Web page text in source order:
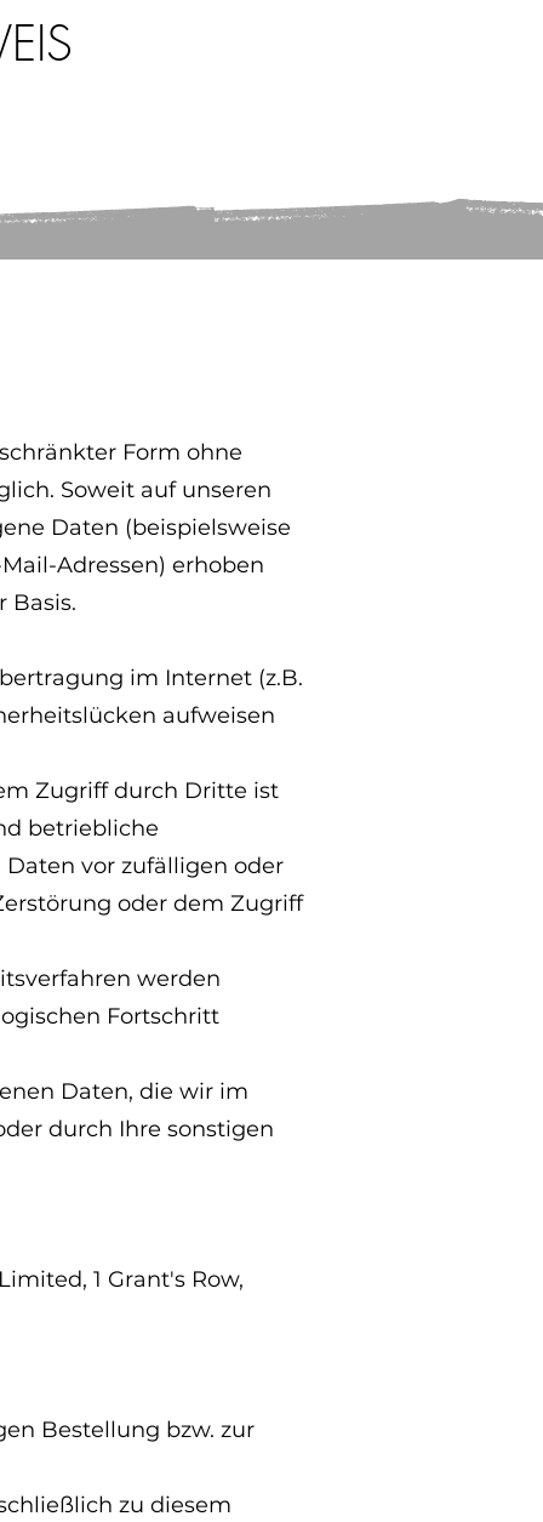
Form ohne
Soweit auf unseren
Daten (beispielsweise
Adressen) erhoben
Basis.
im Internet (z.B.
aufweisen
Zugriff durch Dritte ist
betriebliche
vor zufälligen oder
oder dem Zugriff
werden
Fortschritt
Daten, die wir im
durch Ihre sonstigen
1 Grant's Row,
Bestellung bzw. zur
zu diesem